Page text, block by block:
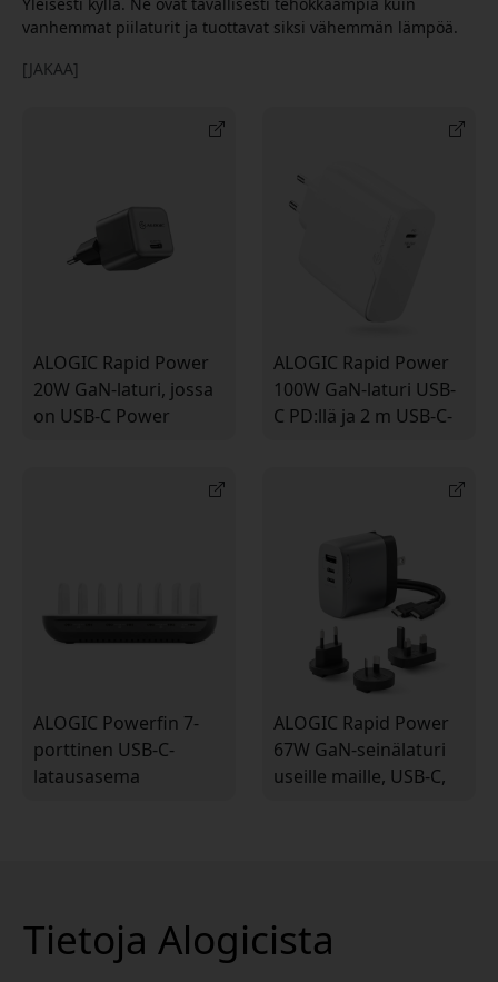
vanhemmat piilaturit ja tuottavat siksi vähemmän lämpöä.
[JAKAA]
ALOGIC Rapid Power
20W GaN-laturi, jossa
on USB-C Power
ALOGIC Rapid Power
100W GaN-laturi USB-
C PD:llä ja 2 m USB-C-
tietokoneelle, tabletille
ALOGIC Powerfin 7-
porttinen USB-C-
latausasema
ALOGIC Rapid Power
67W GaN-seinälaturi
useille maille, USB-C,
Tietoja Alogicista